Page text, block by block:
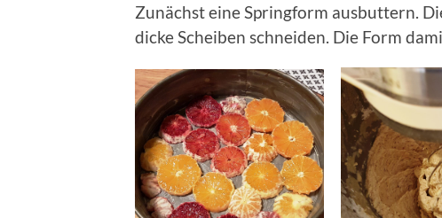
Zunächst eine Springform ausbuttern.
dicke Scheiben schneiden. Die Form